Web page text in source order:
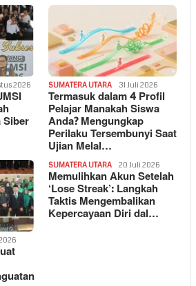
2026
Siber
SUMATERA UTARA 31 Juli 2026
Termasuk dalam 4 Profil
Pelajar Manakah Siswa
Anda? Mengungkap
Perilaku Tersembunyi Saat
Ujian Melal…
SUMATERA UTARA 20 Juli 2026
Memulihkan Akun Setelah
‘Lose Streak’: Langkah
Taktis Mengembalikan
Kepercayaan Diri dal…